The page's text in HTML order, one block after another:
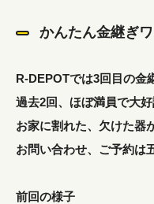
かんたん金継ぎ
R-DEPOTでは3回目の金
過去2回、ほぼ満員で大好
お家に割れた、欠けた器
お問い合わせ、ご予約は
前回の様子